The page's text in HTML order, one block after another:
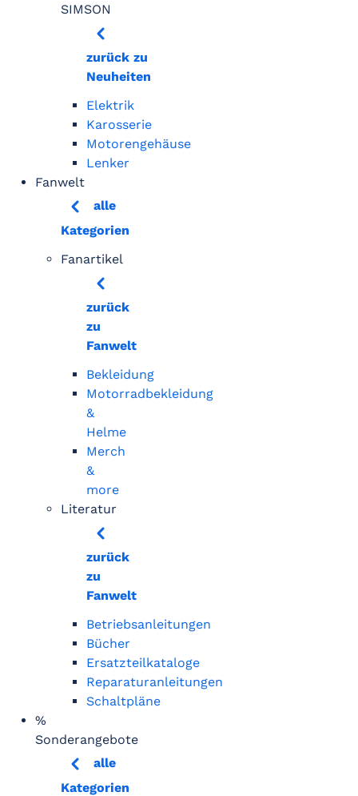
SIMSON
zurück zu
Neuheiten
Elektrik
Karosserie
Motorengehäuse
Lenker
Fanwelt
alle
Kategorien
Fanartikel
zurück
zu
Fanwelt
Bekleidung
Motorradbekleidung
&
Helme
Merch
&
more
Literatur
zurück
zu
Fanwelt
Betriebsanleitungen
Bücher
Ersatzteilkataloge
Reparaturanleitungen
Schaltpläne
%
Sonderangebote
alle
Kategorien